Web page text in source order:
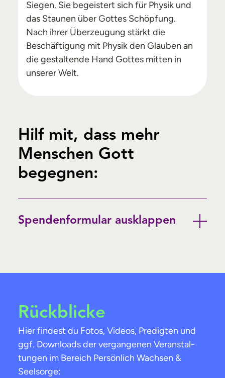
Siegen. Sie begeistert sich für Physik und
das Staunen über Gottes Schöpfung.
Nach ihrer Überzeugung stärkt die
Beschäftigung mit Physik den Glauben an
die gestaltende Hand Gottes mitten in
unserer Welt.
Hilf mit, dass mehr
Menschen Gott
begegnen:
Spendenformular ausklappen
Rückblicke
Hier findest du Fotos, Videos, Predigten und
ggf. Downloads der vergangenen Veran­stal­
tungen im Bereich Persönlich Wachsen &
Seelsorge: